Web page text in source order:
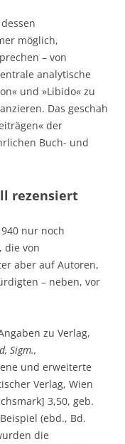
möglich,
– von
analytische
und »Libido« zu
Das geschah
der
Buch- und
rezensiert
nur noch
die von
aber auf Autoren,
– neben, vor
zu Verlag,
Sigm.,
und erweiterte
Verlag, Wien
3,50, geb.
(ebd., Bd.
die